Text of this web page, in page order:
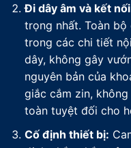
Đi dây âm và kết
trọng nhất. Toàn
trong các chi tiết
dây, không gây
nguyên bản của
giắc cắm zin,
toàn tuyệt đối cho
Cố định thiết bị: